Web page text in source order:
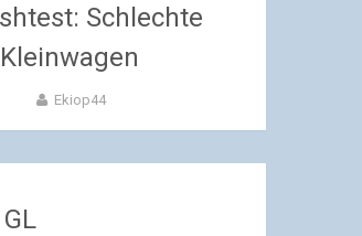
Schlechte
Ekiop44